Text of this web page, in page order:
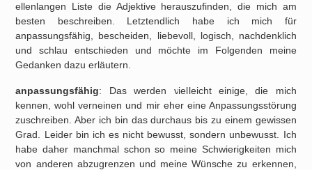
ellenlangen Liste die Adjektive herauszufinden, die mich am
besten beschreiben. Letztendlich habe ich mich für
anpassungsfähig, bescheiden, liebevoll, logisch, nachdenklich
und schlau entschieden und möchte im Folgenden meine
Gedanken dazu erläutern.
anpassungsfähig: Das werden vielleicht einige, die mich
kennen, wohl verneinen und mir eher eine Anpassungsstörung
zuschreiben. Aber ich bin das durchaus bis zu einem gewissen
Grad. Leider bin ich es nicht bewusst, sondern unbewusst. Ich
habe daher manchmal schon so meine Schwierigkeiten mich
von anderen abzugrenzen und meine Wünsche zu erkennen,